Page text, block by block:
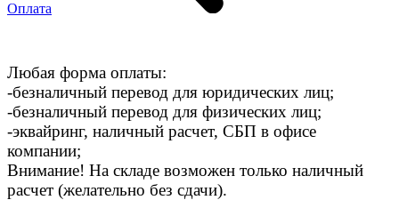
Оплата
Любая форма оплаты:
-безналичный перевод для юридических лиц;
-безналичный перевод для физических лиц;
-эквайринг, наличный расчет, СБП в офисе
компании;
Внимание! На складе возможен только наличный
расчет (желательно без сдачи).